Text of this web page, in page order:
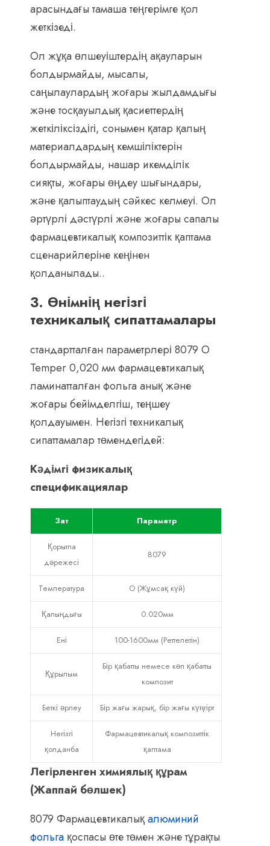
арасындағы тамаша теңгерімге қол
жеткізеді.
Ол жұқа өлшеуіштердің ақауларын
болдырмайды, мысалы,
саңылаулардың жоғары жылдамдығы
және тосқауылдық қасиеттердің
жеткіліксіздігі, сонымен қатар қалың
материалдардың кемшіліктерін
болдырмайды, нашар икемділік
сияқты, жоғары өңдеу шығындары,
және қалыптаудың сәйкес келмеуі. Ол
әртүрлі дәстүрлі және жоғары сапалы
фармацевтикалық композиттік қаптама
сценарийлеріне кеңінен
қолданылады..
3. Өнімнің негізгі
техникалық сипаттамалары
стандартталған параметрлері 8079 O
Temper 0,020 мм фармацевтикалық
ламинатталған фольга анық және
жоғары бейімделгіш, теңшеу
қолдауымен. Негізгі техникалық
сипаттамалар төмендегідей:
Кәдімгі физикалық
спецификациялар
Зат Параметр
Қорытпа
дәрежесі
8079
Температура O (Жұмсақ күй)
Қалыңдығы 0.020мм
Ені 100-1600мм (Реттелетін)
Құрылым
Бір қабатты немесе көп қабатты
композит
Беткі әрлеу Бір жағы жарық, бір жағы күңгірт
Негізгі
қолданба
Фармацевтикалық композиттік
қаптама
Легірленген химиялық құрам
(Жаппай бөлшек)
8079 Фармацевтикалықалюминий
фольга қоспасы өте төмен және тұрақты